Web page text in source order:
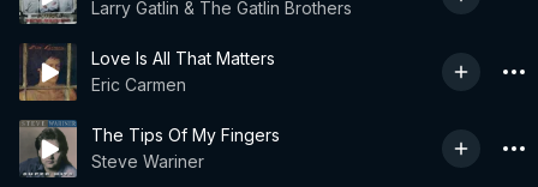
Larry Gatlin & The Gatlin Brothers
Love Is All That Matters
Eric Carmen
The Tips Of My Fingers
Steve Wariner